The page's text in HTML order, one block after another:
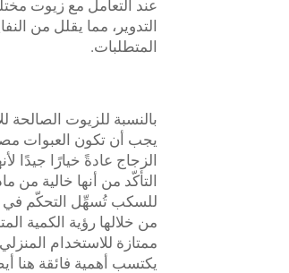
عند التعامل مع زيوت
المتطلبات.
بالنسبة للزيوت الصالحة
يجب أن تكون العبوات
الزجاج عادةً خيارًا جيدًا
للسكب تُسهِّل التحكّم في
من خلالها رؤية الكمية
ممتازة للاستخدام
يكتسب أهمية فائقة هنا